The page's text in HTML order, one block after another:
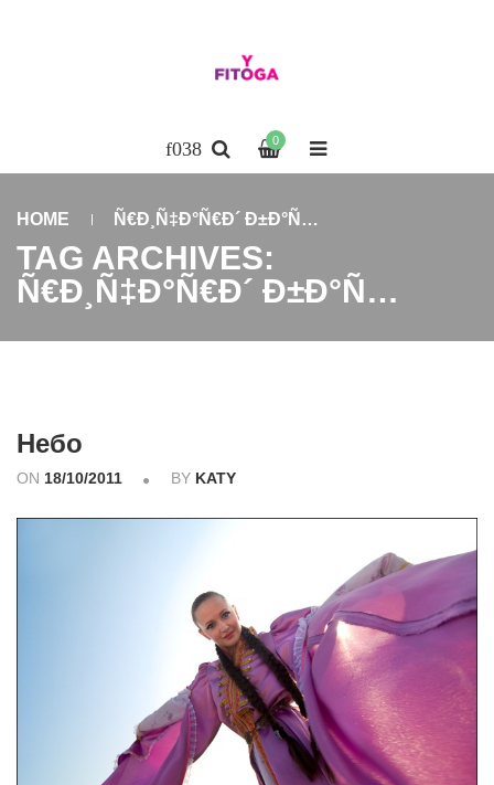
0
HOME Ñ€Ð¸Ñ‡Ð°Ñ€Ð´ Ð±Ð°Ñ…
TAG ARCHIVES:
Ñ€Ð¸Ñ‡Ð°Ñ€Ð´ Ð±Ð°Ñ…
Небо
ON 18/10/2011 BY KATY